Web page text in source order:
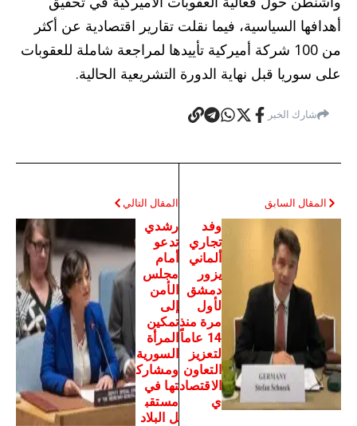
أهدافها السياسية، فيما نقلت تقارير اقتصادية عن أكثر
من 100 شركة أميركية تأييدها لمراجعة شاملة للعقوبات
على سوريا قبل نهاية الدورة التشريعية الحالية.
شارك الخبر
المقال السابق
وفد
تجاري
ألماني
يزور
دمشق
لأول
مرة منذ
14 عاماً
لتعزيز
التعاون
الاقتصاد
ي
المقال التالي
رشدي
تدعو
أمام
مجلس
الأمن
إلى
تمكين
المرأة
السورية
ومشارك
تها في
مستقب
ل البلاد